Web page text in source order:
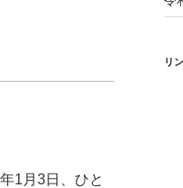
1月3日、ひと
リ